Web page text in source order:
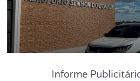
Informe